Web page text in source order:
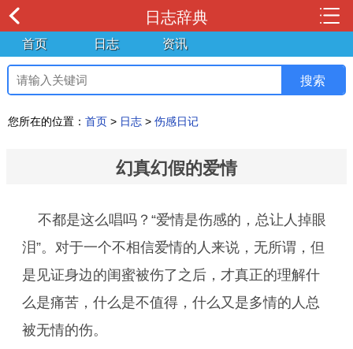
日志辞典
首页 日志 资讯
您所在的位置： 首页 > 日志 > 伤感日记
幻真幻假的爱情
不都是这么唱吗？“爱情是伤感的，总让人掉眼
泪”。对于一个不相信爱情的人来说，无所谓，但
是见证身边的闺蜜被伤了之后，才真正的理解什
么是痛苦，什么是不值得，什么又是多情的人总
被无情的伤。